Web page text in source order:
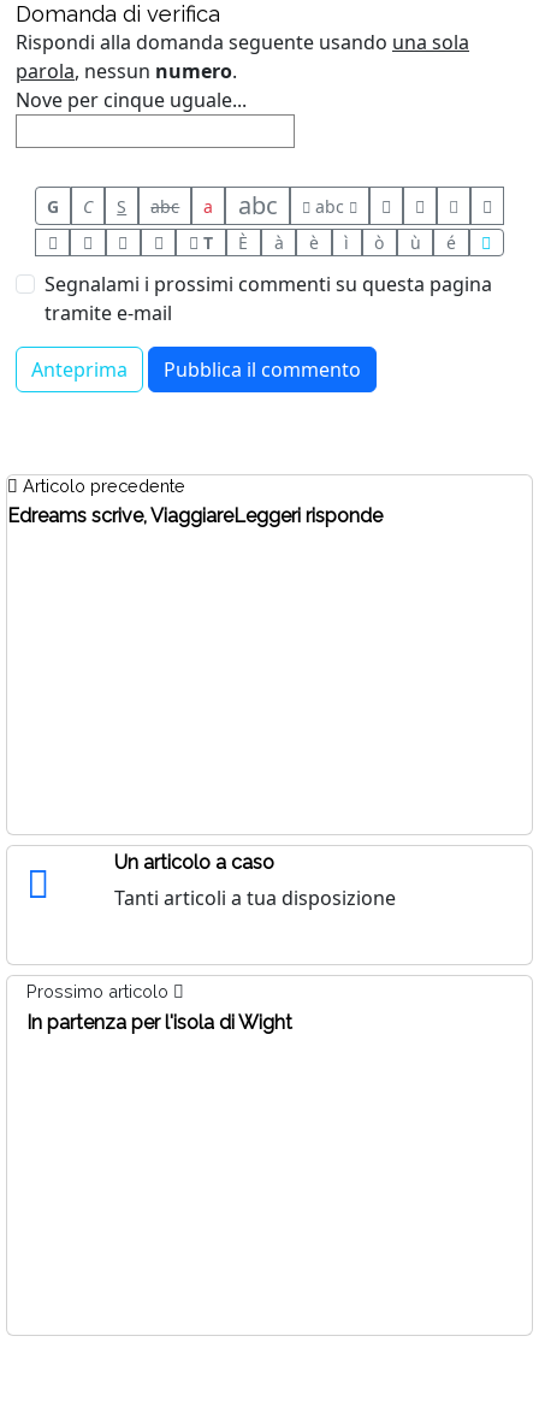
Domanda di verifica
Rispondi alla domanda seguente usando una sola
parola, nessun numero.
Nove per cinque uguale...
G C S abc a abc
abc
T
È à è ì ò ù é
Segnalami i prossimi commenti su questa pagina
tramite e-mail
Articolo precedente
Edreams scrive, ViaggiareLeggeri risponde
Un articolo a caso
Tanti articoli a tua disposizione
Prossimo articolo
In partenza per l'isola di Wight